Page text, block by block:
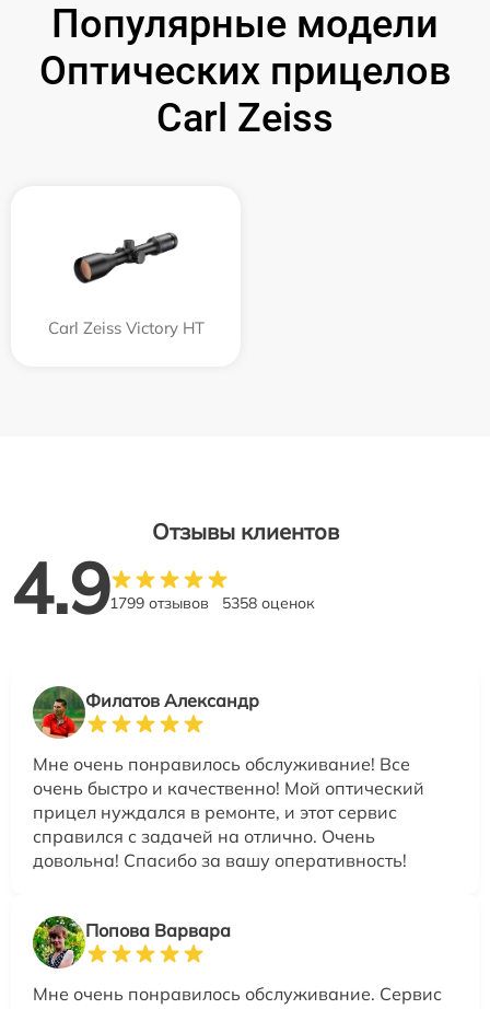
Популярные модели
Оптических прицелов
Carl Zeiss
Carl Zeiss Victory HT
Отзывы клиентов
4.91799 отзывов 5358 оценок
Филатов Александр
Мне очень понравилось обслуживание! Все
очень быстро и качественно! Мой оптический
прицел нуждался в ремонте, и этот сервис
справился с задачей на отлично. Очень
довольна! Спасибо за вашу оперативность!
Попова Варвара
Мне очень понравилось обслуживание. Сервис